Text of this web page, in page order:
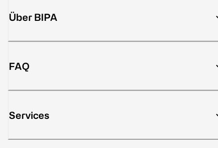
Über BIPA
FAQ
Services